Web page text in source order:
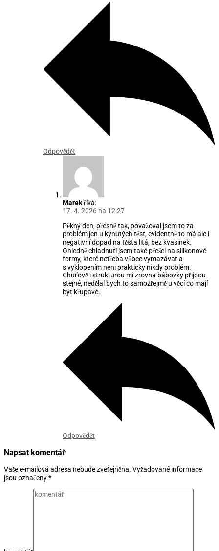
Odpovědět
Marekříká:
17. 4. 2026 na 12:27
Pěkný den, přesně tak, považoval jsem to za
problém jen u kynutých těst, evidentně to má ale i
negativní dopad na těsta litá, bez kvasinek.
Ohledně chladnutí jsem také přešel na silikonové
formy, které netřeba vůbec vymazávat a
s vyklopením neni prakticky nikdy problém.
Chuťově i strukturou mi zrovna bábovky přijdou
stejné, nedělal bych to samozřejmě u věcí co mají
být křupavé.
Odpovědět
Napsat komentář
Vaše e-mailová adresa nebude zveřejněna. Vyžadované informace
jsou označeny*